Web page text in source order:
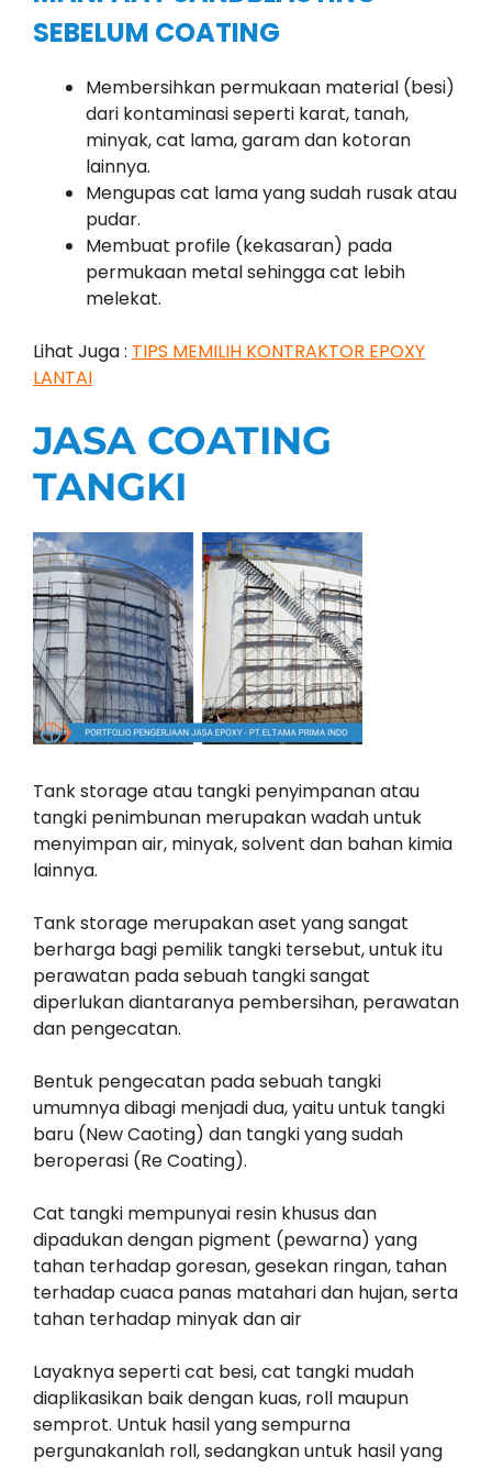
SEBELUM COATING
Membersihkan permukaan material (besi)
dari kontaminasi seperti karat, tanah,
minyak, cat lama, garam dan kotoran
lainnya.
Mengupas cat lama yang sudah rusak atau
pudar.
Membuat profile (kekasaran) pada
permukaan metal sehingga cat lebih
melekat.
Lihat Juga : TIPS MEMILIH KONTRAKTOR EPOXY
LANTAI
JASA COATING
TANGKI
Tank storage atau tangki penyimpanan atau
tangki penimbunan merupakan wadah untuk
menyimpan air, minyak, solvent dan bahan kimia
lainnya.
Tank storage merupakan aset yang sangat
berharga bagi pemilik tangki tersebut, untuk itu
perawatan pada sebuah tangki sangat
diperlukan diantaranya pembersihan, perawatan
dan pengecatan.
Bentuk pengecatan pada sebuah tangki
umumnya dibagi menjadi dua, yaitu untuk tangki
baru (New Caoting) dan tangki yang sudah
beroperasi (Re Coating).
Cat tangki mempunyai resin khusus dan
dipadukan dengan pigment (pewarna) yang
tahan terhadap goresan, gesekan ringan, tahan
terhadap cuaca panas matahari dan hujan, serta
tahan terhadap minyak dan air
Layaknya seperti cat besi, cat tangki mudah
diaplikasikan baik dengan kuas, roll maupun
semprot. Untuk hasil yang sempurna
pergunakanlah roll, sedangkan untuk hasil yang